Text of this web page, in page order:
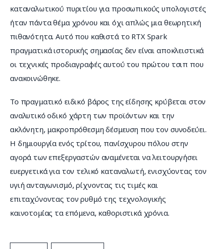
καταναλωτικού πυριτίου για προσωπικούς υπολογιστές
ήταν πάντα θέμα χρόνου και όχι απλώς μια θεωρητική
πιθανότητα. Αυτό που καθιστά το RTX Spark
πραγματικά ιστορικής σημασίας δεν είναι αποκλειστικά
οι τεχνικές προδιαγραφές αυτού του πρώτου τσιπ που
ανακοινώθηκε.
Το πραγματικό ειδικό βάρος της είδησης κρύβεται στον
αναλυτικό οδικό χάρτη των προϊόντων και την
ακλόνητη, μακροπρόθεσμη δέσμευση που τον συνοδεύει.
Η δημιουργία ενός τρίτου, πανίσχυρου πόλου στην
αγορά των επεξεργαστών αναμένεται να λειτουργήσει
ευεργετικά για τον τελικό καταναλωτή, ενισχύοντας τον
υγιή ανταγωνισμό, ρίχνοντας τις τιμές και
επιταχύνοντας τον ρυθμό της τεχνολογικής
καινοτομίας τα επόμενα, καθοριστικά χρόνια.